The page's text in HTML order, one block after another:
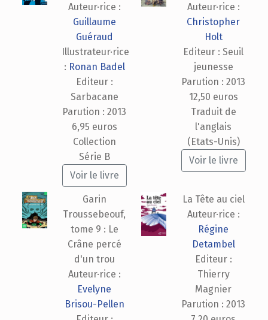
Auteur·rice :
Guillaume
Guéraud
Illustrateur·rice
: Ronan Badel
Editeur :
Sarbacane
Parution : 2013
6,95 euros
Collection
Série B
Voir le livre
Auteur·rice :
Christopher
Holt
Editeur : Seuil
jeunesse
Parution : 2013
12,50 euros
Traduit de
l'anglais
(Etats-Unis)
Voir le livre
Garin
Troussebeouf,
tome 9 : Le
Crâne percé
d'un trou
Auteur·rice :
Evelyne
Brisou-Pellen
La Tête au ciel
Auteur·rice :
Régine
Detambel
Editeur :
Thierry
Magnier
Parution : 2013